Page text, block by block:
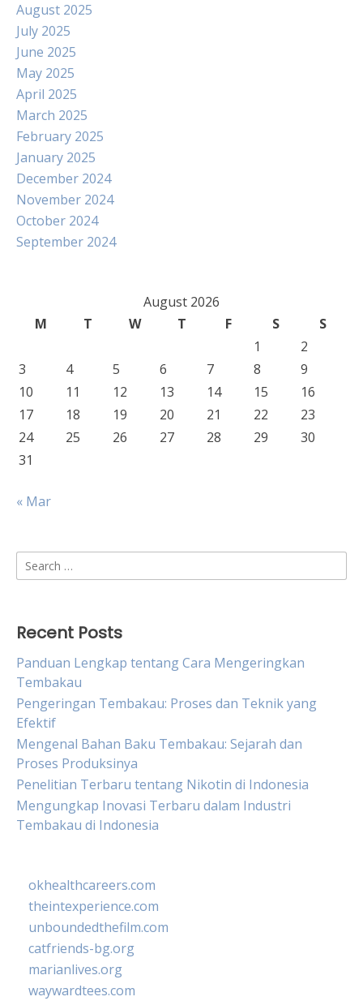
August 2025
July 2025
June 2025
May 2025
April 2025
March 2025
February 2025
January 2025
December 2024
November 2024
October 2024
September 2024
August 2026
M
T W T F S
S
1
2
3
4 5 6 7 8
9
10
11 12 13 14 15
16
17
18 19 20 21 22
23
24
25 26 27 28 29
30
31
« Mar
Search
for:
Recent Posts
Panduan Lengkap tentang Cara Mengeringkan
Tembakau
Pengeringan Tembakau: Proses dan Teknik yang
Efektif
Mengenal Bahan Baku Tembakau: Sejarah dan
Proses Produksinya
Penelitian Terbaru tentang Nikotin di Indonesia
Mengungkap Inovasi Terbaru dalam Industri
Tembakau di Indonesia
okhealthcareers.com
theintexperience.com
unboundedthefilm.com
catfriends-bg.org
marianlives.org
waywardtees.com